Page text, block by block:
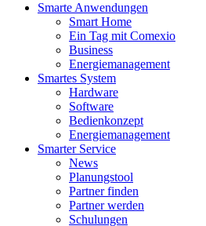
Smarte Anwendungen
Smart Home
Ein Tag mit Comexio
Business
Energiemanagement
Smartes System
Hardware
Software
Bedienkonzept
Energiemanagement
Smarter Service
News
Planungstool
Partner finden
Partner werden
Schulungen